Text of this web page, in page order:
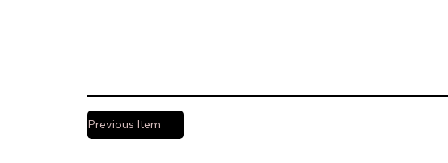
Previous Item